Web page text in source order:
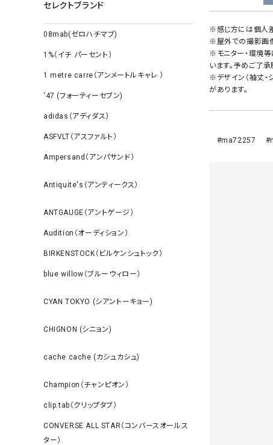
セレクトブランド
08mab(ゼロハチマブ)
1%（イチ パーセント）
1 metre carre（アンメートルキャレ ）
‘47 (フォーティーセブン)
adidas（アディダス）
ASFVLT（アスファルト）
Ampersand（アンパサンド）
Antiquite's（アンティークス）
ANTGAUGE（アントゲージ）
Audition（オーディション）
BIRKENSTOCK（ビルケンシュトック）
blue willow（ブルーウィロー）
CYAN TOKYO (シアントーキョー)
CHIGNON (シニョン)
cache cache (カシュカシュ)
Champion（チャンピオン）
clip.tab（クリップタブ）
CONVERSE ALL STAR（コンバースオールス
ター）
※感じ方には個人差
※屋外での撮影画
※モニター・環境
います。予めご了承
※デザイン（袖丈・
があります。
#ma72257